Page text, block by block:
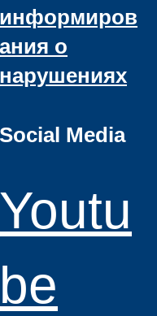
информиров
ания о
нарушениях
Social Media
Youtu
be